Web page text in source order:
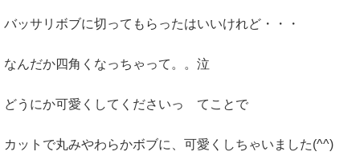
バッサリボブに切ってもらったはいいけれど・・・
なんだか四角くなっちゃって。。泣
どうにか可愛くしてくださいっ てことで
カットで丸みやわらかボブに、可愛くしちゃいました(^^)